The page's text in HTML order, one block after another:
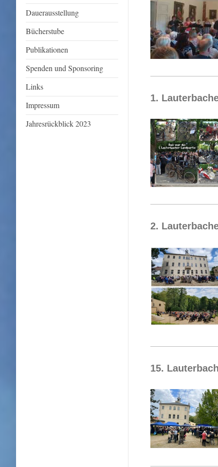
Dauerausstellung
Bücherstube
Publikationen
Spenden und Sponsoring
Links
Impressum
Jahresrückblick 2023
1.
2.
15.